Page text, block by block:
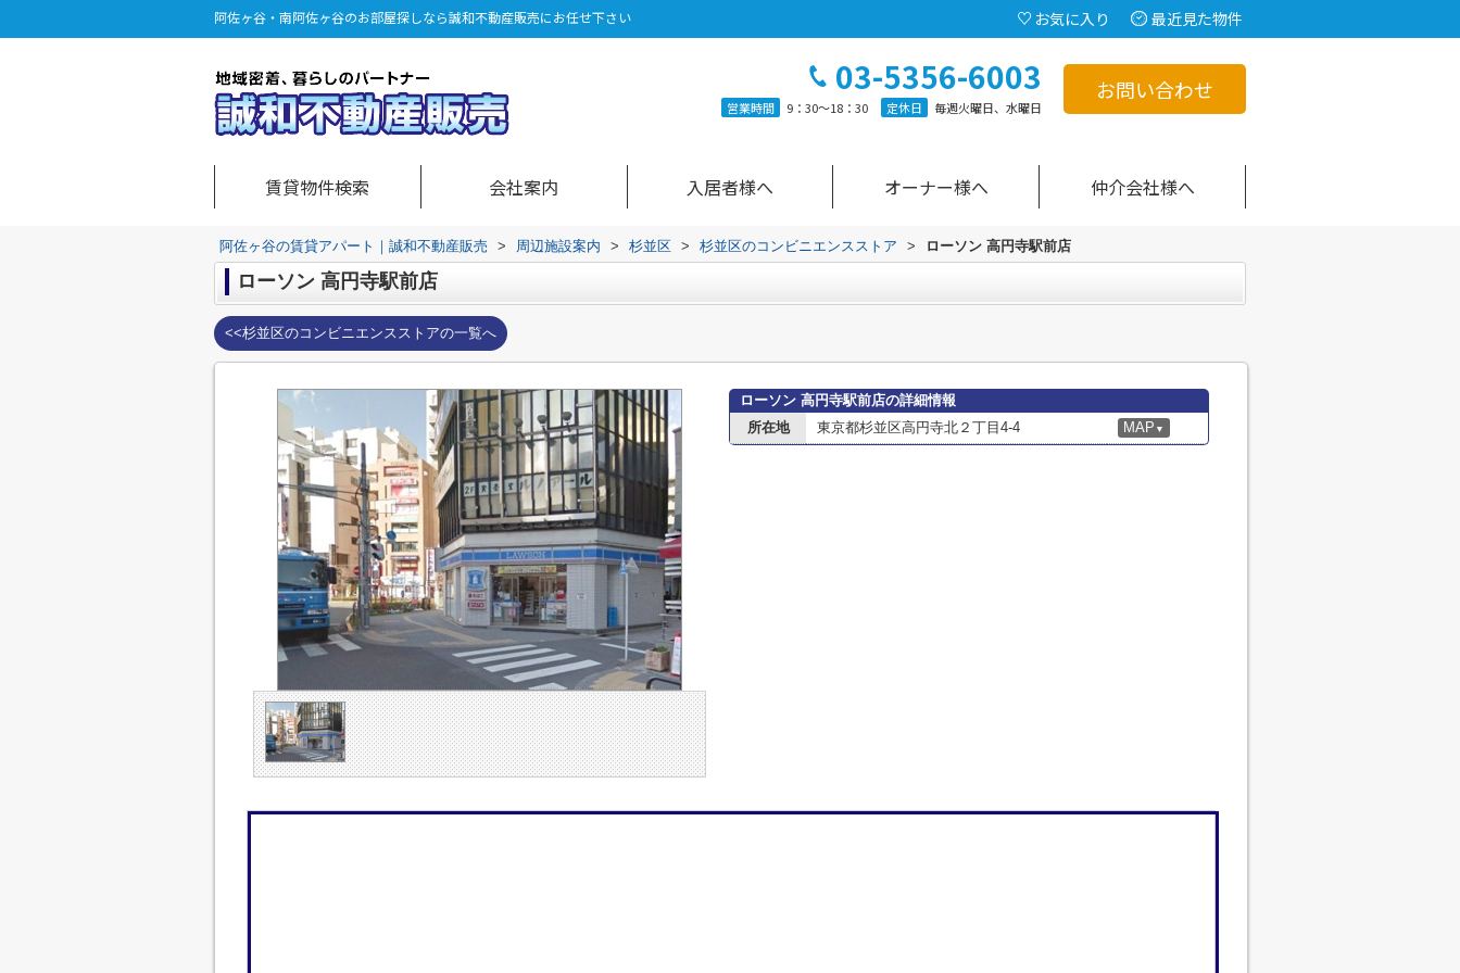
阿佐ヶ谷・南阿佐ヶ谷のお部屋探しなら誠和不動産販売にお任せ下さい お気に入り 最近見た物件
03-5356-6003
営業時間 9：30～18：30 定休日 毎週火曜日、水曜日
お問い合わせ
賃貸物件検索 会社案内 入居者様へ オーナー様へ 仲介会社様へ
阿佐ヶ谷の賃貸アパート｜誠和不動産販売 > 周辺施設案内 > 杉並区 > 杉並区のコンビニエンスストア > ローソン 高円寺駅前店
ローソン 高円寺駅前店
<<杉並区のコンビニエンスストアの一覧へ
ローソン 高円寺駅前店の詳細情報
所在地
東京都杉並区高円寺北２丁目4-4 MAP ▼